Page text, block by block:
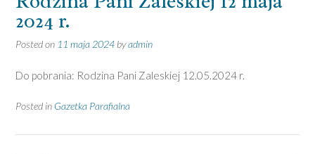
2024 r.
Posted on 11 maja 2024byadmin
Do pobrania: Rodzina Pani Zaleskiej 12.05.2024 r.
Posted in Gazetka Parafialna